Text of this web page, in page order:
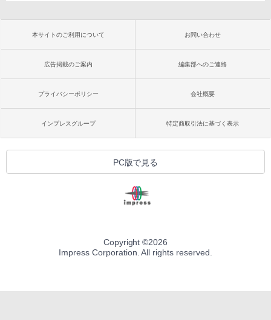
本サイトのご利用について お問い合わせ
広告掲載のご案内 編集部へのご連絡
プライバシーポリシー 会社概要
インプレスグループ 特定商取引法に基づく表示
PC版で見る
Copyright ©2026
Impress Corporation. All rights reserved.